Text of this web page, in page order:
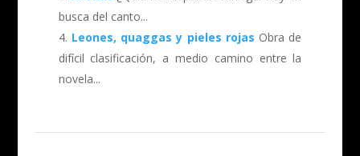
busca del canto...
Leones, quaggas y pieles rojas Obra de
difícil clasificación, a medio camino entre la
novela...